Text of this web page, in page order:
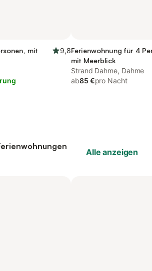
mit
9,8Ferienwohnung für 4
mit Meerblick
Strand Dahme, Dahme
ab85 €pro Nacht
Alle anzeigen